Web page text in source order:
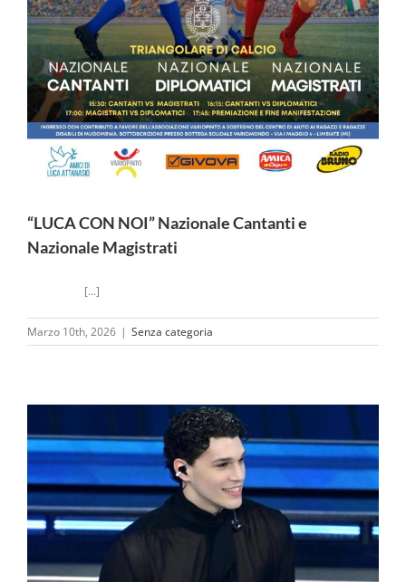
“LUCA CON NOI” Nazionale Cantanti e
Nazionale Magistrati
[...]
Marzo 10th, 2026 | Senza categoria